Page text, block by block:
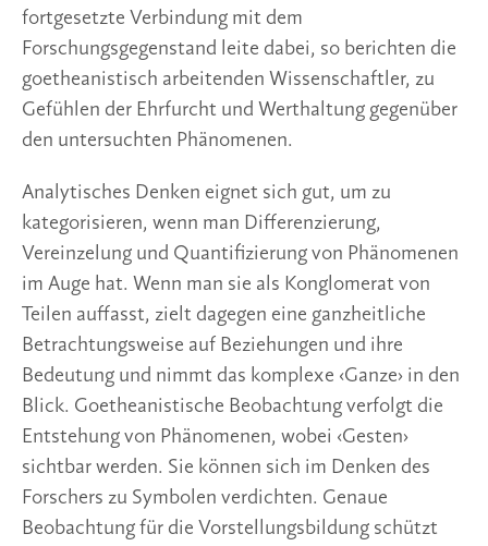
fortgesetzte Verbindung mit dem
Forschungsgegenstand leite dabei, so berichten die
goetheanistisch arbeitenden Wissenschaftler, zu
Gefühlen der Ehrfurcht und Werthaltung gegenüber
den untersuchten Phänomenen.
Analytisches Denken eignet sich gut, um zu
kategorisieren, wenn man Differenzierung,
Vereinzelung und Quantifizierung von Phänomenen
im Auge hat. Wenn man sie als Konglomerat von
Teilen auffasst, zielt dagegen eine ganzheitliche
Betrachtungsweise auf Beziehungen und ihre
Bedeutung und nimmt das komplexe ‹Ganze› in den
Blick. Goetheanistische Beobachtung verfolgt die
Entstehung von Phänomenen, wobei ‹Gesten›
sichtbar werden. Sie können sich im Denken des
Forschers zu Symbolen verdichten. Genaue
Beobachtung für die Vorstellungsbildung schützt